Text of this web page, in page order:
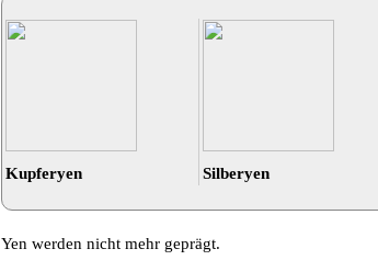
Kupferyen Silberyen
Yen werden nicht mehr geprägt.